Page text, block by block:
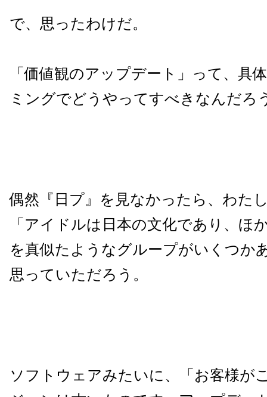
で、思ったわけだ。
「価値観のアップデート」って、具
ミングでどうやってすべきなんだろ
偶然『日プ』を見なかったら、わた
「アイドルは日本の文化であり、ほ
を真似たようなグループがいくつか
思っていただろう。
ソフトウェアみたいに、「お客様が